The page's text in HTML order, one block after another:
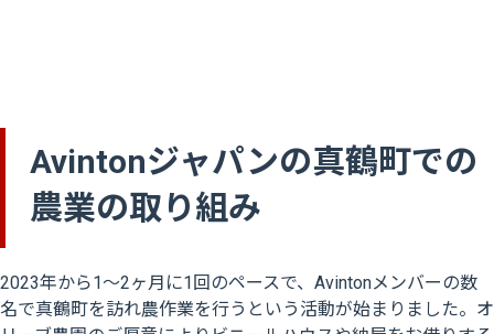
Avintonジャパンの真鶴町での
農業の取り組み
2023年から1〜2ヶ月に1回のペースで、Avintonメンバーの数
名で真鶴町を訪れ農作業を行うという活動が始まりました。オ